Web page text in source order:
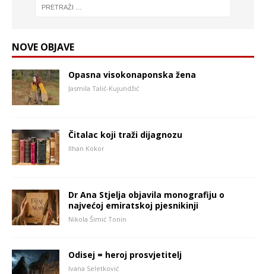
NOVE OBJAVE
Opasna visokonaponska žena
Jasmila Talić-Kujundžić
Čitalac koji traži dijagnozu
Ilhan Kokor
Dr Ana Stjelja objavila monografiju o
najvećoj emiratskoj pjesnikinji
Nikola Šimić Tonin
Odisej = heroj prosvjetitelj
Ivana Seletković